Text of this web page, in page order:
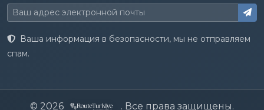
Ваша информация в безопасности, мы не отправляем
спам.
© 2026
. Все права защищены.